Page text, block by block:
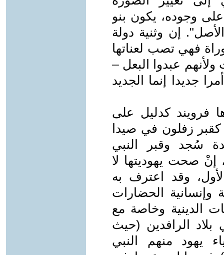
على وجوده، يكون بنو
إن وثنية دولة
فهي تصب لعناتها
عبدوا البعل –
جديدا إنما الجديد
فرويند كدليل على
زفلون في صيدا
سُجد وقبر النبي
إنْ صحت يهوديتها لا
وقد اعترف به
الحضارات
الدينية وخاصة مع
بلاد الرافدين (حيث
يهود منهم النبي